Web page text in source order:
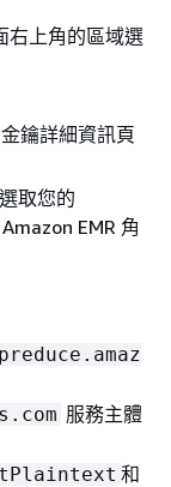
右上角的區域選
鑰詳細資訊頁
取您的
EMR 角
服務主體
和